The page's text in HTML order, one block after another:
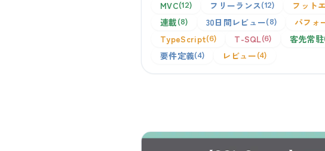
MVC 12 フリーランス 12 フット
連載 8 30日間レビュー 8 パフォ
TypeScript 6 T-SQL 6 客先常駐
要件定義 4 レビュー 4